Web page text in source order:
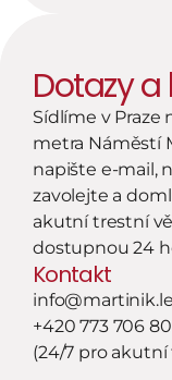
Dotazy
Sídlíme v Praze
metra Náměstí
napište e-mail,
zavolejte a
akutní trestní
dostupnou 24
Kontakt
+420 773 706
(24/7 pro